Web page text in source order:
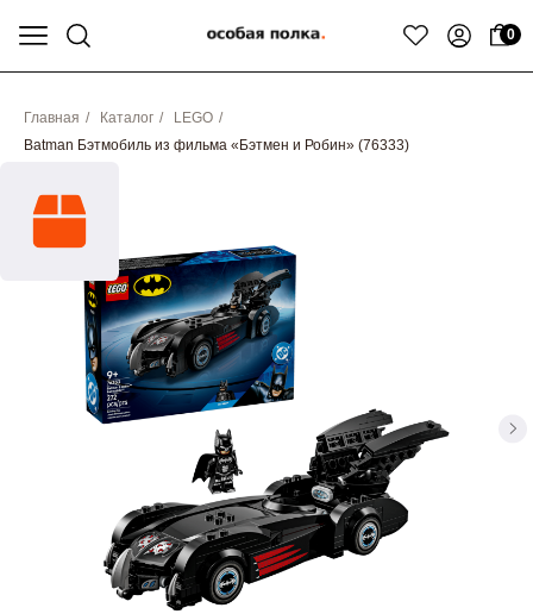
0
Главная / Каталог / LEGO /
Batman Бэтмобиль из фильма «Бэтмен и Робин» (76333)